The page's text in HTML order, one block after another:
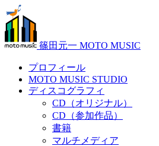
篠田元一 MOTO MUSIC
プロフィール
MOTO MUSIC STUDIO
ディスコグラフィ
CD（オリジナル）
CD（参加作品）
書籍
マルチメディア